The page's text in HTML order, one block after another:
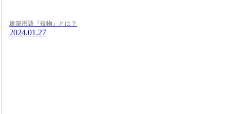
建築用語『役物』とは？
2024.01.27